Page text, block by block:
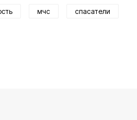
мчс спасатели